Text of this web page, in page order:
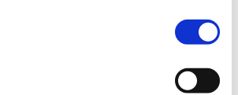
jednak jego dawni dowódcy, wciąż
ukrywają się w różnych częściach galaktyki.
zwraca się o pomoc do legendarnego
nagród Din Djarina (Pedro Pascal) oraz z